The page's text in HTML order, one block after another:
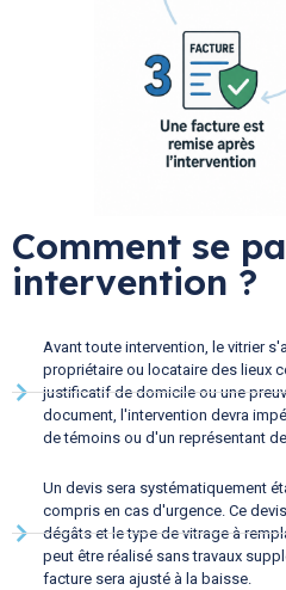
Comment se
intervention ?
Avant toute intervention, le vitrier
propriétaire ou locataire des lieux
justificatif de domicile ou une
document, l'intervention devra
de témoins ou d'un représentant
Un devis sera systématiquement
compris en cas d'urgence. Ce
dégâts et le type de vitrage à
peut être réalisé sans travaux
facture sera ajusté à la baisse.